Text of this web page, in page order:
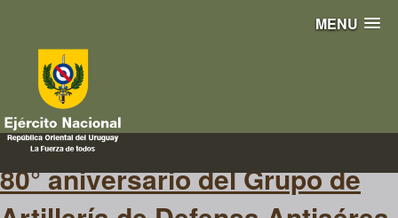
MENU
80 años
80° aniversario del Grupo de